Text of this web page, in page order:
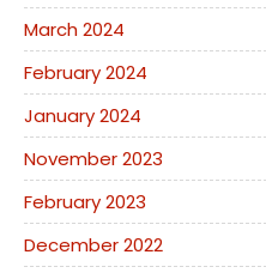
March 2024
February 2024
January 2024
November 2023
February 2023
December 2022